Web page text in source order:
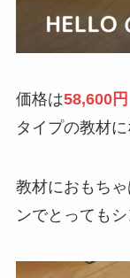
価格は58,600円
タイプの教材に
教材におもち
ンでとっても